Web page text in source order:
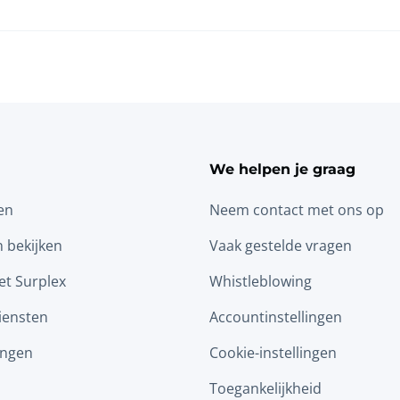
bekijken
Surplex
We helpen je graag
Neem contact met ons op
Vaak gestelde vragen
Whistleblowing
Accountinstellingen
Cookie-instellingen
Toegankelijkheid